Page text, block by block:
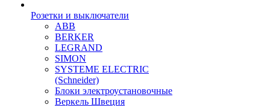
Розетки и выключатели
ABB
BERKER
LEGRAND
SIMON
SYSTEME ELECTRIC
(Schneider)
Блоки электроустановочные
Веркель Швеция